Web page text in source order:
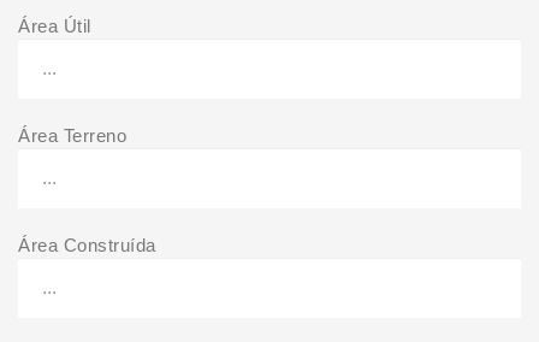
Área Útil
Área Terreno
Área Construída